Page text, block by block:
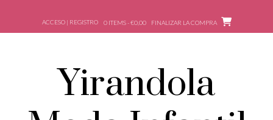
ACCESO | REGISTRO 0 ITEMS - €0,00 FINALIZAR LA COMPRA
Yirandola